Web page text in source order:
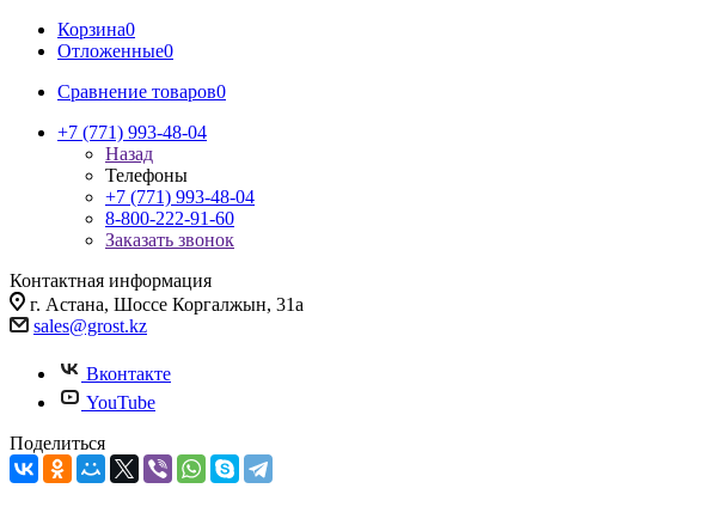
Корзина0
Отложенные0
Сравнение товаров0
+7 (771) 993-48-04
Назад
Телефоны
+7 (771) 993-48-04
8-800-222-91-60
Заказать звонок
Контактная информация
г. Астана, Шоссе Коргалжын, 31а
sales@grost.kz
Вконтакте
YouTube
Поделиться